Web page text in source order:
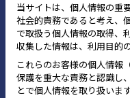
当サイトは、個人情報の重
社会的責務であると考え、
で取扱う個人情報の取得、
収集した情報は、利用目的
これらのお客様の個人情報
保護を重大な責務と認識し
とで個人情報を取り扱います